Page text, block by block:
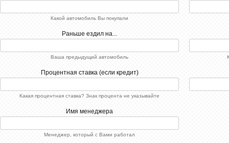
Какой автомобиль Вы покупали
Раньше ездил на...
Ваша предыдущий автомобиль
Процентная ставка (если кредит)
Какая процентная ставка? Знак процента не указывайте
Имя менеджера
Менеджер, который с Вами работал